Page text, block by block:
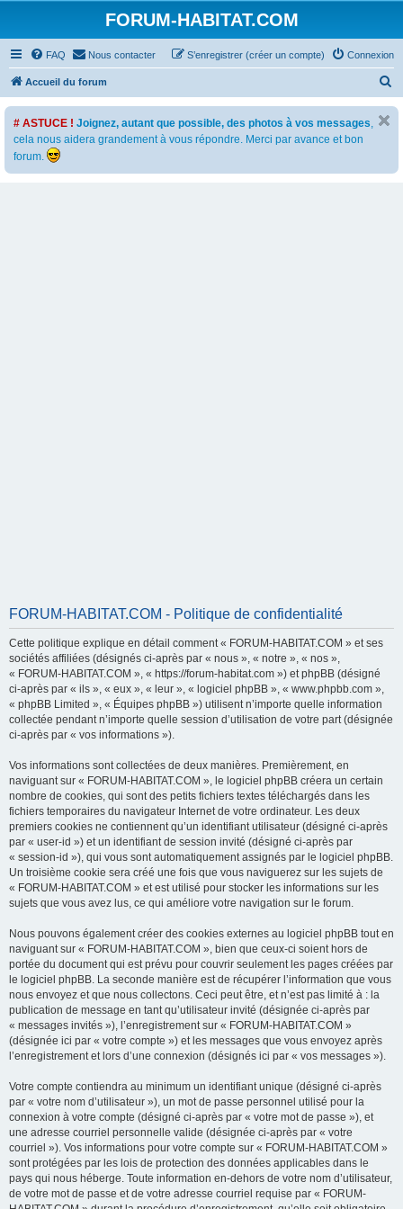
FORUM-HABITAT.COM
FAQ Nous contacter Connexion
S’enregistrer (créer un compte)
Accueil du forum
e
# ASTUCE ! Joignez, autant que possible, des photos à vos messages,
cela nous aidera grandement à vous répondre. Merci par avance et bon
forum.
FORUM-HABITAT.COM - Politique de confidentialité
Cette politique explique en détail comment « FORUM-HABITAT.COM » et ses
sociétés affiliées (désignés ci-après par « nous », « notre », « nos »,
« FORUM-HABITAT.COM », « https://forum-habitat.com ») et phpBB (désigné
ci-après par « ils », « eux », « leur », « logiciel phpBB », « www.phpbb.com »,
« phpBB Limited », « Équipes phpBB ») utilisent n’importe quelle information
collectée pendant n’importe quelle session d’utilisation de votre part (désignée
ci-après par « vos informations »).
Vos informations sont collectées de deux manières. Premièrement, en
naviguant sur « FORUM-HABITAT.COM », le logiciel phpBB créera un certain
nombre de cookies, qui sont des petits fichiers textes téléchargés dans les
fichiers temporaires du navigateur Internet de votre ordinateur. Les deux
premiers cookies ne contiennent qu’un identifiant utilisateur (désigné ci-après
par « user-id ») et un identifiant de session invité (désigné ci-après par
« session-id »), qui vous sont automatiquement assignés par le logiciel phpBB.
Un troisième cookie sera créé une fois que vous naviguerez sur les sujets de
« FORUM-HABITAT.COM » et est utilisé pour stocker les informations sur les
sujets que vous avez lus, ce qui améliore votre navigation sur le forum.
Nous pouvons également créer des cookies externes au logiciel phpBB tout en
naviguant sur « FORUM-HABITAT.COM », bien que ceux-ci soient hors de
portée du document qui est prévu pour couvrir seulement les pages créées par
le logiciel phpBB. La seconde manière est de récupérer l’information que vous
nous envoyez et que nous collectons. Ceci peut être, et n’est pas limité à : la
publication de message en tant qu’utilisateur invité (désignée ci-après par
« messages invités »), l’enregistrement sur « FORUM-HABITAT.COM »
(désignée ici par « votre compte ») et les messages que vous envoyez après
l’enregistrement et lors d’une connexion (désignés ici par « vos messages »).
Votre compte contiendra au minimum un identifiant unique (désigné ci-après
par « votre nom d’utilisateur »), un mot de passe personnel utilisé pour la
connexion à votre compte (désigné ci-après par « votre mot de passe »), et
une adresse courriel personnelle valide (désignée ci-après par « votre
courriel »). Vos informations pour votre compte sur « FORUM-HABITAT.COM »
sont protégées par les lois de protection des données applicables dans le
pays qui nous héberge. Toute information en-dehors de votre nom d’utilisateur,
de votre mot de passe et de votre adresse courriel requise par « FORUM-